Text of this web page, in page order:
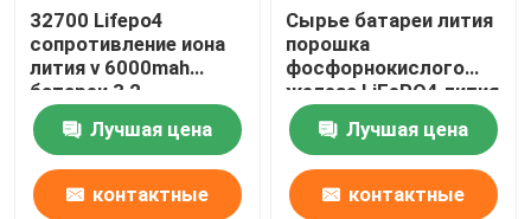
32700 Lifepo4
сопротивление иона
лития v 6000mah
батареи 3,2
высокотемпературное
Лучшая цена
контактные
Сырье батареи лития
порошка
фосфорнокислого
железа LiFePO4 лития
порошка батареи
LithiumiЛучшая цена
контактные